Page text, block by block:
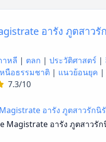
อารัง ภูตสาวรั
าหลี | ตลก | ประวัติศาสตร์ |
หนือธรรมชาติ | แนวย้อนยุค |
7.3/10
อารัง ภูตสาวรักนิ
Magistrate อารัง ภูตสาวรั